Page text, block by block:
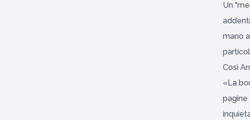
Un
mano
Così
«La
pagine